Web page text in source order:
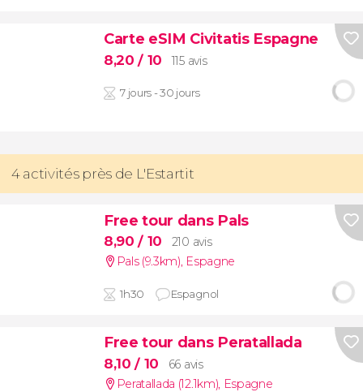
Carte eSIM Civitatis Espagne
8,20/ 10 115 avis
7 jours - 30 jours
4 activités près de L'Estartit
Free tour dans Pals
8,90/ 10
210 avis
Pals (9.3km), Espagne
1h30 Espagnol
Free tour dans Peratallada
8,10/ 10
66 avis
Peratallada (12.1km), Espagne